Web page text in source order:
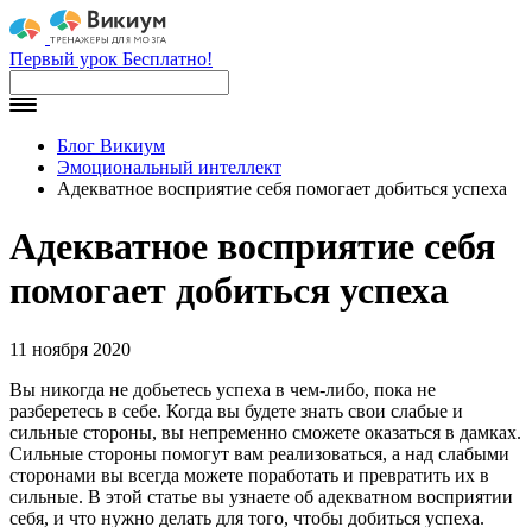
Первый урок Бесплатно!
Блог Викиум
Эмоциональный интеллект
Адекватное восприятие себя помогает добиться успеха
Адекватное восприятие себя
помогает добиться успеха
11 ноября 2020
Вы никогда не добьетесь успеха в чем-либо, пока не
разберетесь в себе. Когда вы будете знать свои слабые и
сильные стороны, вы непременно сможете оказаться в дамках.
Сильные стороны помогут вам реализоваться, а над слабыми
сторонами вы всегда можете поработать и превратить их в
сильные. В этой статье вы узнаете об адекватном восприятии
себя, и что нужно делать для того, чтобы добиться успеха.